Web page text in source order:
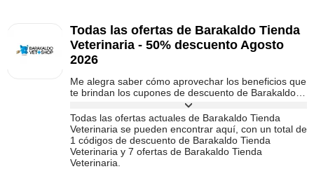
Todas las ofertas de Barakaldo Tienda
Veterinaria - 50% descuento Agosto
2026
Me alegra saber cómo aprovechar los beneficios que
te brindan los cupones de descuento de Barakaldo
Tienda Veterinaria y usarlos sabiamente, es genial
poder ahorrar dinero con ellos. En
cuponcodigoes.com, todos los días se proporcionan
códigos promocionales especiales de Barakaldo
Tienda Veterinaria y ofertas especiales, lo que le
permite ahorrar dinero en cada compra de Barakaldo
Todas las ofertas actuales de Barakaldo Tienda
Veterinaria se pueden encontrar aquí, con un total de
1 códigos de descuento de Barakaldo Tienda
Veterinaria y 7 ofertas de Barakaldo Tienda
Veterinaria.